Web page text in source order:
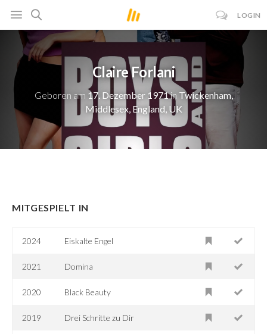
LOGIN
Claire Forlani
Geboren am 17. Dezember 1971in Twickenham,
Middlesex, England, UK
MITGESPIELT IN
2024 Eiskalte Engel
2021 Domina
2020 Black Beauty
2019 Drei Schritte zu Dir